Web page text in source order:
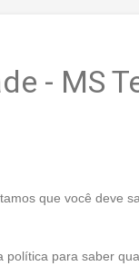
- MS
que você deve
para saber